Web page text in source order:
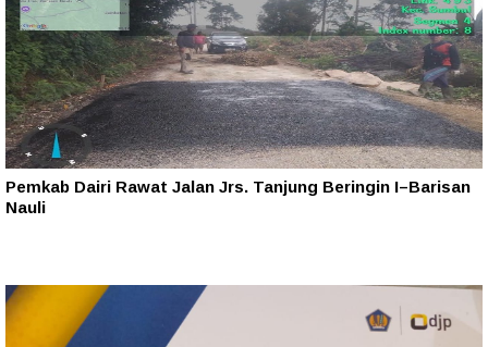
Pemkab Dairi Rawat Jalan Jrs. Tanjung Beringin I–Barisan
Nauli